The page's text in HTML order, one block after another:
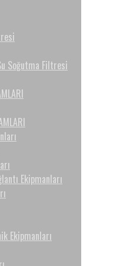
Soğutma Filtresi
Ekipmanları
Ekipmanları